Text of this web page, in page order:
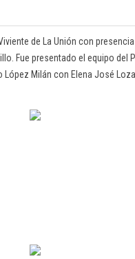
de La Unión con
Fue presentado el equipo del
Milán con Elena José